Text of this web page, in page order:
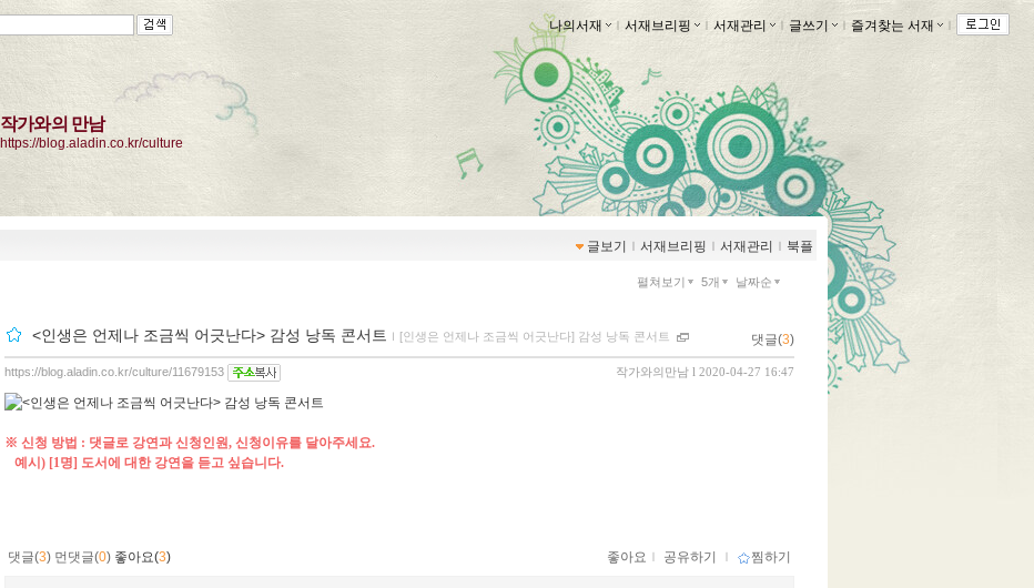
나의서재 ｌ 서재브리핑 ｌ 서재관리 ｌ 글쓰기 ｌ 즐겨찾는 서재 ｌ
작가와의 만남
https://blog.aladin.co.kr/culture
글보기 ｌ 서재브리핑 ｌ 서재관리 ｌ 북플
펼쳐보기 5개 날짜순
<인생은 언제나 조금씩 어긋난다> 감성 낭독 콘서트 ｌ [인생은 언제나 조금씩 어긋난다] 감성 낭독 콘서트 댓글(3)
작가와의만남 l 2020-04-27 16:47
https://blog.aladin.co.kr/culture/11679153
※ 신청 방법 : 댓글로 강연과 신청인원, 신청이유를 달아주세요.
예시) [1명] 도서에 대한 강연을 듣고 싶습니다.
댓글(3) 먼댓글(0) 좋아요(3) 좋아요 ｌ 공유하기 ｌ 찜하기